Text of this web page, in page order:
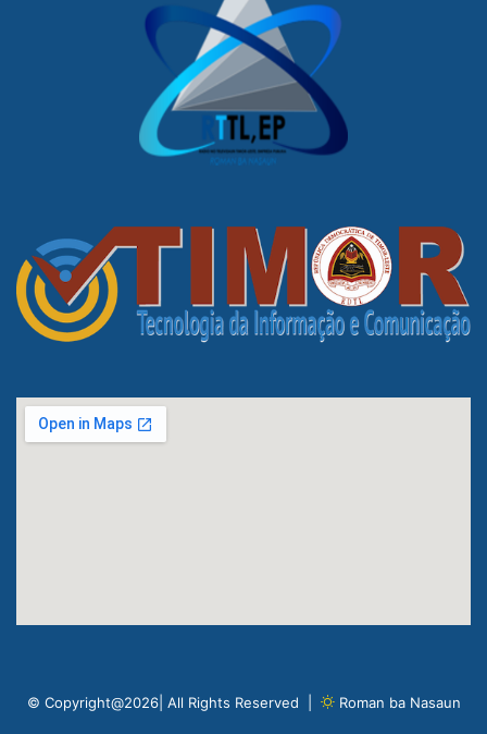
© Copyright@2026| All Rights Reserved | Roman ba Nasaun